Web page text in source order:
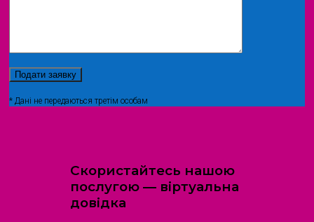
* Дані не передаються третім особам
Скористайтесь нашою
послугою — віртуальна
довідка